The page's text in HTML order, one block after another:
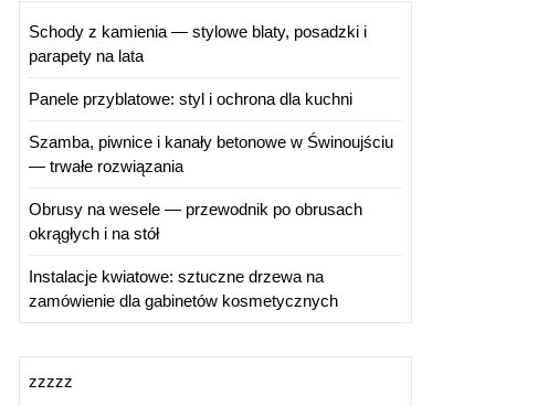
Schody z kamienia — stylowe blaty, posadzki i
parapety na lata
Panele przyblatowe: styl i ochrona dla kuchni
Szamba, piwnice i kanały betonowe w Świnoujściu
— trwałe rozwiązania
Obrusy na wesele — przewodnik po obrusach
okrągłych i na stół
Instalacje kwiatowe: sztuczne drzewa na
zamówienie dla gabinetów kosmetycznych
zzzzz